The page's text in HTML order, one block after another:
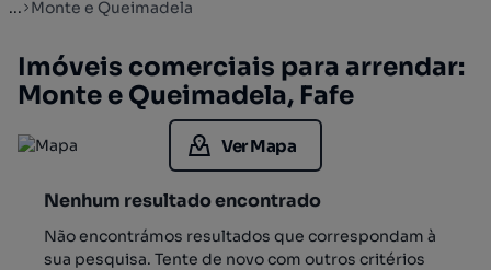
... Monte e Queimadela
Imóveis comerciais para arrendar:
Monte e Queimadela, Fafe
Ver Mapa
Nenhum resultado encontrado
Não encontrámos resultados que correspondam à
sua pesquisa. Tente de novo com outros critérios